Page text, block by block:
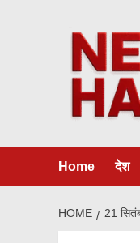
Home देश
HOME 21